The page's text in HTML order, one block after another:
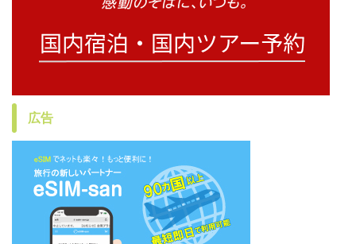
広告